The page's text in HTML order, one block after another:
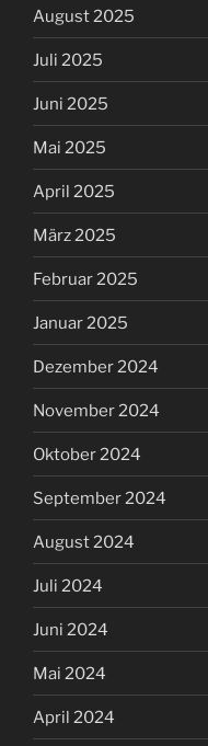
August 2025
Juli 2025
Juni 2025
Mai 2025
April 2025
März 2025
Februar 2025
Januar 2025
Dezember 2024
November 2024
Oktober 2024
September 2024
August 2024
Juli 2024
Juni 2024
Mai 2024
April 2024